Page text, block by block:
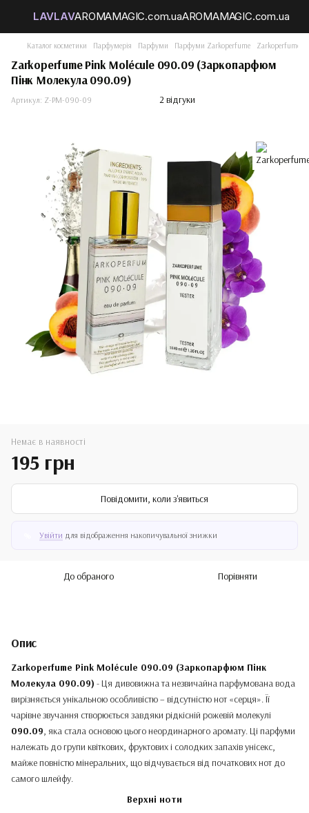
Каталог косметики Парфумерія Парфуми Парфуми Zarkoperfume Zarkoperfume
Zarkoperfume Pink Molécule 090.09 (Заркопарфюм
Пінк Молекула 090.09)
Артикул: Z-PM-090-09 2 відгуки
Немає в наявності
195 грн
Повідомити, коли з'явиться
Увійти для відображення накопичувальної знижки
До обраного Порівняти
Опис
Zarkoperfume Pink Molécule 090.09 (Заркопарфюм Пінк
Молекула 090.09) - Ця дивовижна та незвичайна парфумована вода
вирізняється унікальною особливістю – відсутністю нот «серця». Її
чарівне звучання створюється завдяки рідкісній рожевій молекулі
090.09, яка стала основою цього неординарного аромату. Ці парфуми
належать до групи квіткових, фруктових і солодких запахів унісекс,
майже повністю мінеральних, що відчувається від початкових нот до
самого шлейфу.
Верхні ноти